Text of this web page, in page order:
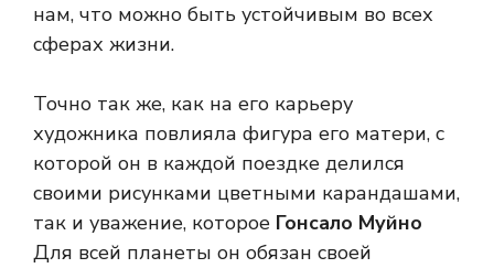
нам, что можно быть устойчивым во всех
сферах жизни.
Точно так же, как на его карьеру
художника повлияла фигура его матери, с
которой он в каждой поездке делился
своими рисунками цветными карандашами,
так и уважение, которое Гонсало Муйно
Для всей планеты он обязан своей